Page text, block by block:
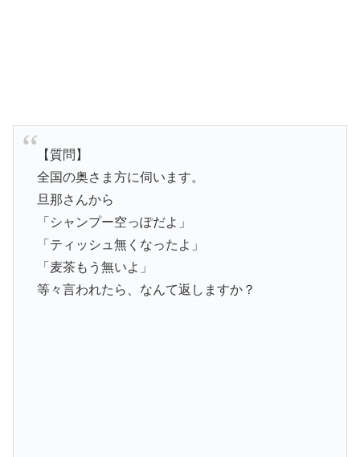
【質問】
全国の奥さま方に伺います。
旦那さんから
「シャンプー空っぽだよ」
「ティッシュ無くなったよ」
「麦茶もう無いよ」
等々言われたら、なんて返しますか？